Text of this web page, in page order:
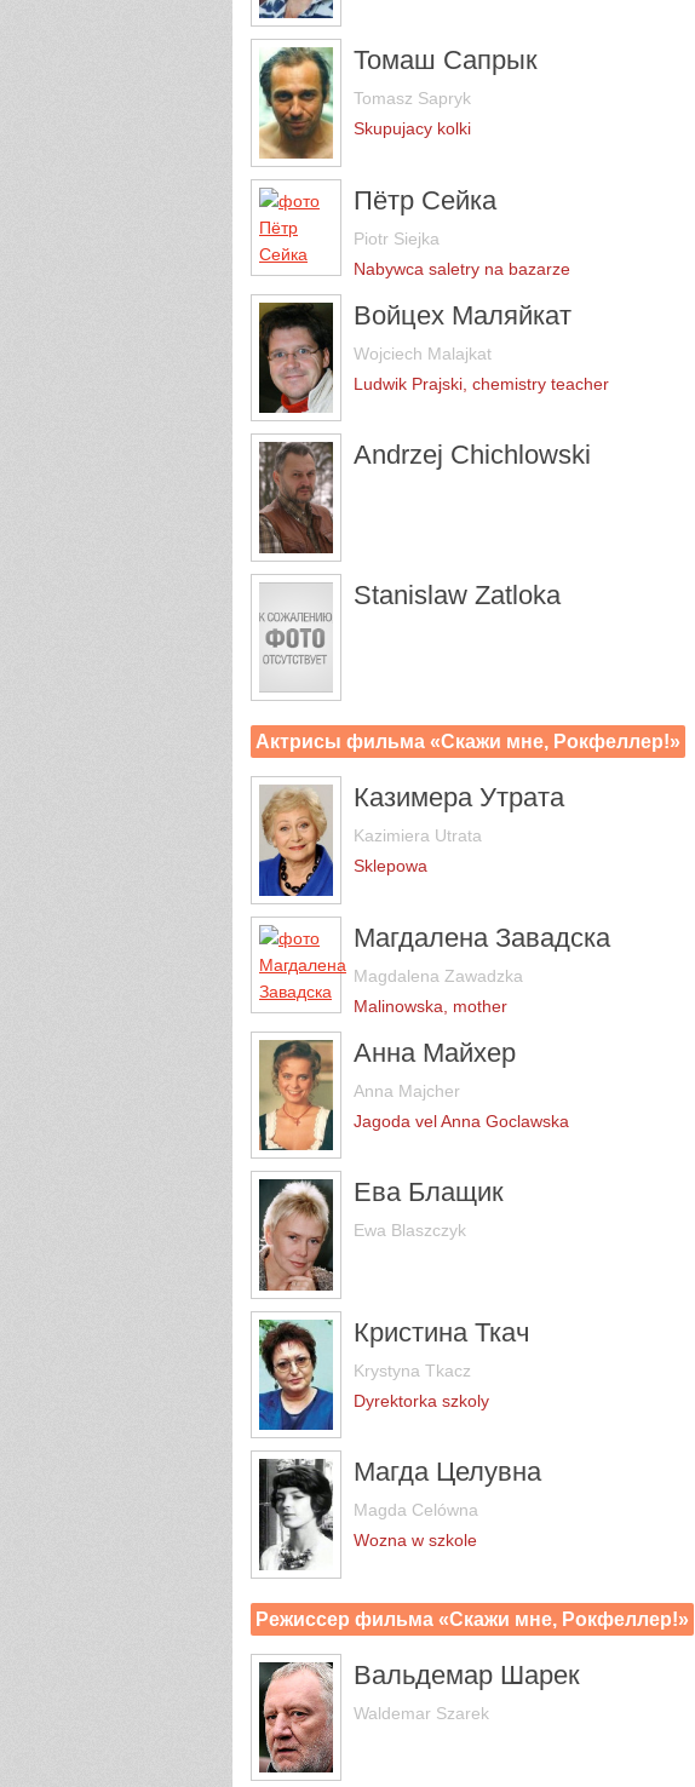
Томаш Сапрык
Tomasz Sapryk
Skupujacy kolki
Пётр Сейка
Piotr Siejka
Nabywca saletry na bazarze
Войцех Маляйкат
Wojciech Malajkat
Ludwik Prajski, chemistry teacher
Andrzej Chichlowski
Stanislaw Zatloka
Актрисы фильма «Скажи мне, Рокфеллер!»
Казимера Утрата
Kazimiera Utrata
Sklepowa
Магдалена Завадска
Magdalena Zawadzka
Malinowska, mother
Анна Майхер
Anna Majcher
Jagoda vel Anna Goclawska
Ева Блащик
Ewa Blaszczyk
Кристина Ткач
Krystyna Tkacz
Dyrektorka szkoly
Магда Целувна
Magda Celówna
Wozna w szkole
Режиссер фильма «Скажи мне, Рокфеллер!»
Вальдемар Шарек
Waldemar Szarek